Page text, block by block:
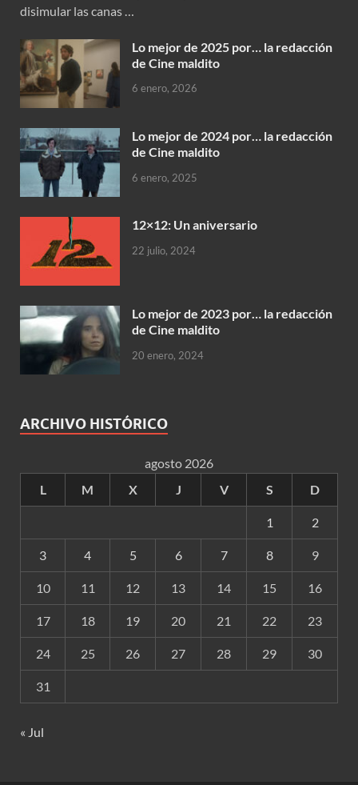
disimular las canas …
Lo mejor de 2025 por… la redacción
de Cine maldito
6 enero, 2026
Lo mejor de 2024 por… la redacción
de Cine maldito
6 enero, 2025
12×12: Un aniversario
22 julio, 2024
Lo mejor de 2023 por… la redacción
de Cine maldito
20 enero, 2024
ARCHIVO HISTÓRICO
agosto 2026
L
M X J V S D
1 2
3 4 5 6 7 8 9
10 11 12 13 14 15 16
17 18 19 20 21 22 23
24 25 26 27 28 29 30
31
« Jul